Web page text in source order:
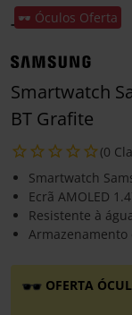
🕶️ Óculos Oferta
Smartwatch
BT Grafite
(0
Smartwatch
Ecrã AMOLED
Resistente à
Armazenamento
OFERTA